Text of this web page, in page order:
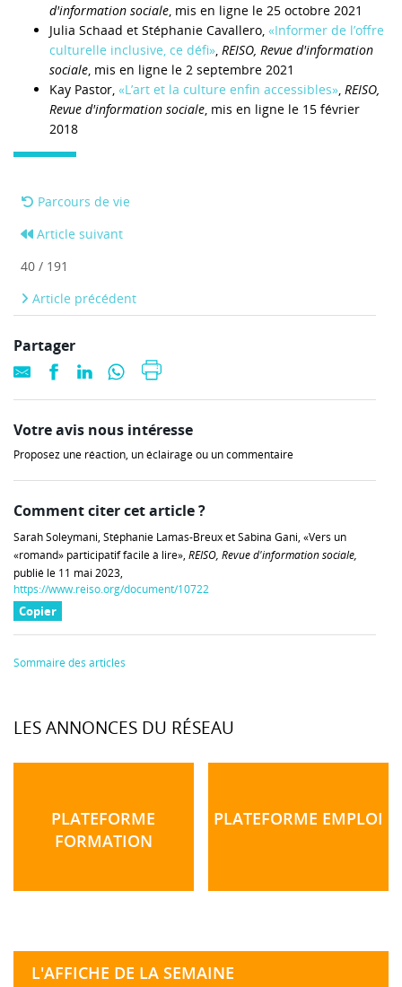
d'information sociale, mis en ligne le 25 octobre 2021
Julia Schaad et Stéphanie Cavallero, «Informer de l’offre
culturelle inclusive, ce défi», REISO, Revue d'information
sociale, mis en ligne le 2 septembre 2021
Kay Pastor, «L’art et la culture enfin accessibles», REISO,
Revue d'information sociale, mis en ligne le 15 février
2018
Parcours de vie
Article suivant
40 / 191
Article précédent
Partager
Votre avis nous intéresse
Proposez une réaction, un éclairage ou un commentaire
Comment citer cet article ?
Sarah Soleymani, Stéphanie Lamas-Breux et Sabina Gani, «Vers un
«romand» participatif facile à lire», REISO, Revue d'information sociale,
publié le 11 mai 2023,
https://www.reiso.org/document/10722
Copier
Sommaire des articles
LES ANNONCES DU RÉSEAU
PLATEFORME
FORMATION
PLATEFORME EMPLOI
L'AFFICHE DE LA SEMAINE